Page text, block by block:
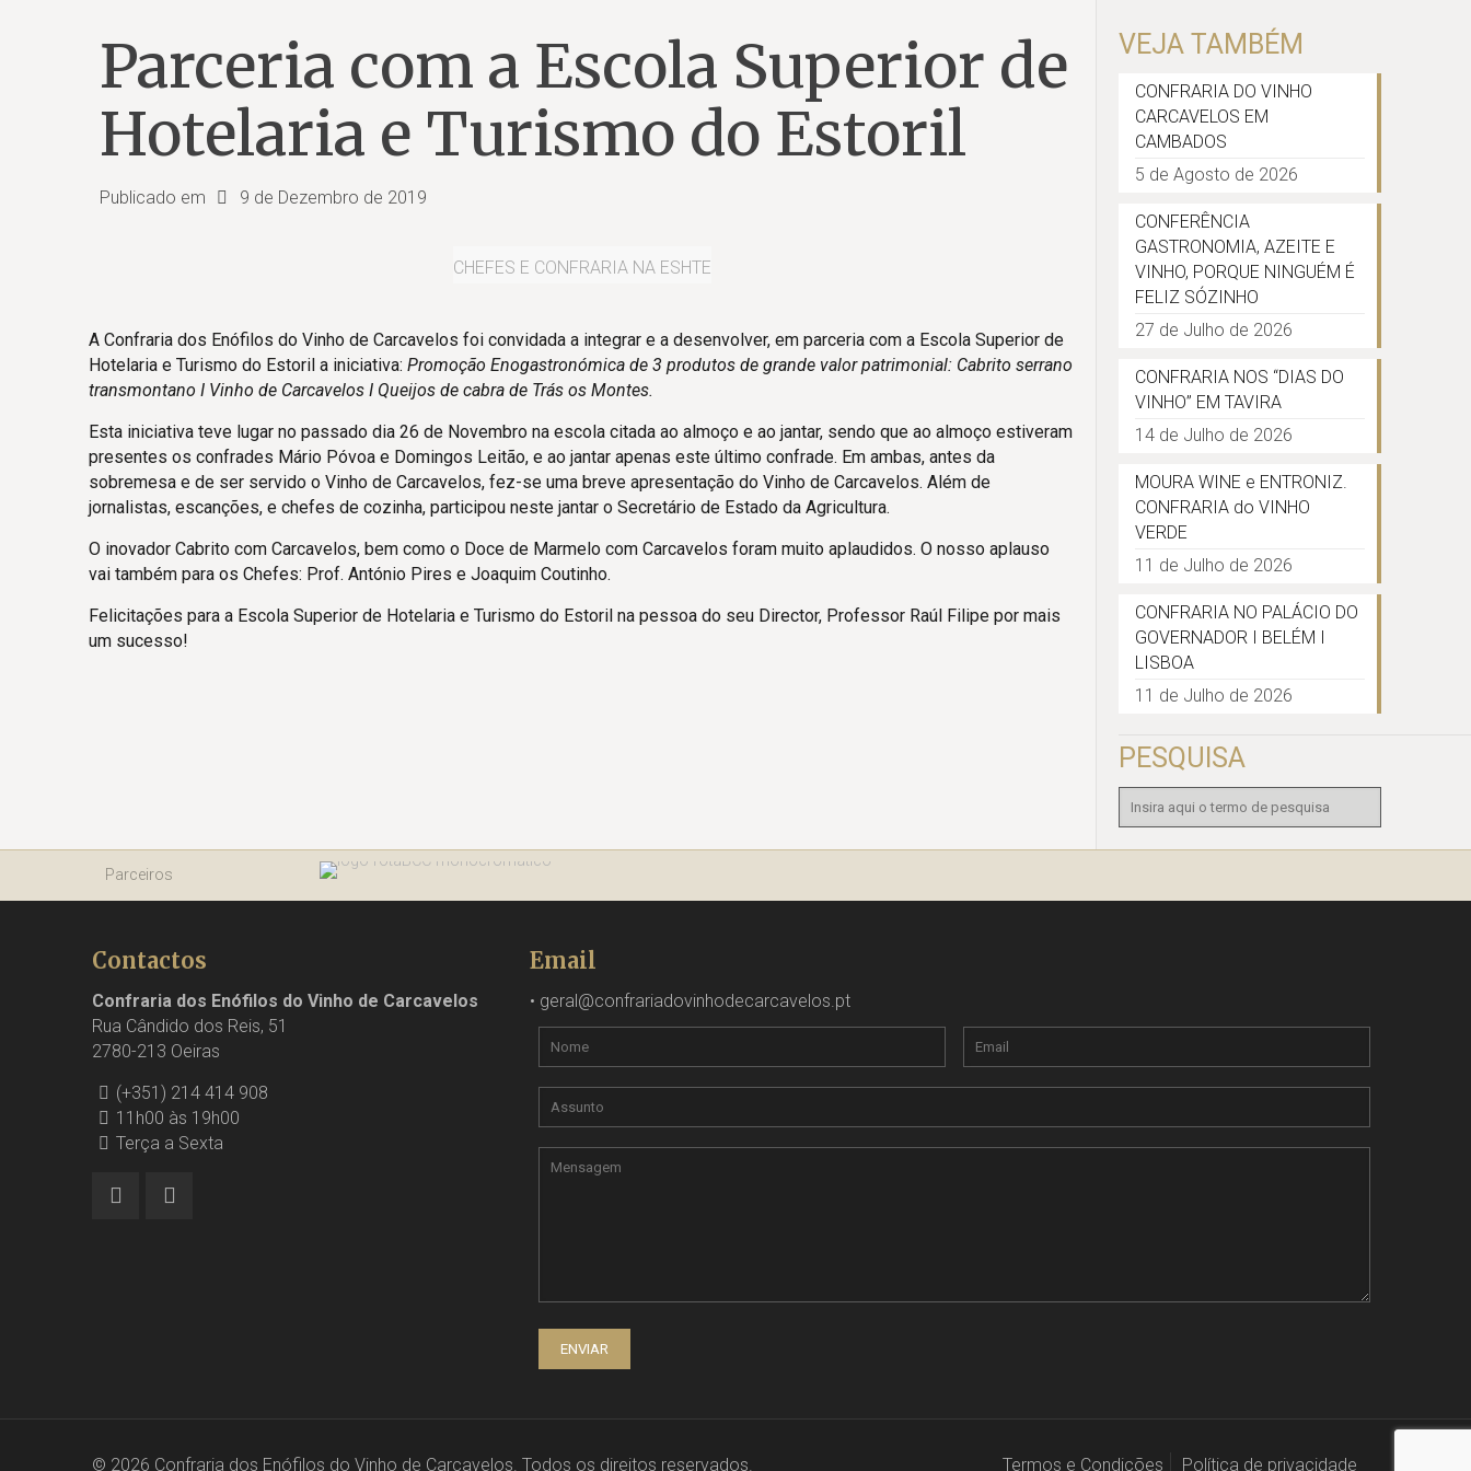
Parceria com a Escola Superior de
Hotelaria e Turismo do Estoril
Publicado em 9 de Dezembro de 2019
CHEFES E CONFRARIA NA ESHTE
A Confraria dos Enófilos do Vinho de Carcavelos foi convidada a integrar e a desenvolver, em parceria com a Escola Superior de
Hotelaria e Turismo do Estoril a iniciativa:Promoção Enogastronómica de 3 produtos de grande valor patrimonial: Cabrito serrano
transmontano I Vinho de Carcavelos I Queijos de cabra de Trás os Montes.
Esta iniciativa teve lugar no passado dia 26 de Novembro na escola citada ao almoço e ao jantar, sendo que ao almoço estiveram
presentes os confrades Mário Póvoa e Domingos Leitão, e ao jantar apenas este último confrade. Em ambas, antes da
sobremesa e de ser servido o Vinho de Carcavelos, fez-se uma breve apresentação do Vinho de Carcavelos. Além de
jornalistas, escanções, e chefes de cozinha, participou neste jantar o Secretário de Estado da Agricultura.
O inovador Cabrito com Carcavelos, bem como o Doce de Marmelo com Carcavelos foram muito aplaudidos. O nosso aplauso
vai também para os Chefes: Prof. António Pires e Joaquim Coutinho.
Felicitações para a Escola Superior de Hotelaria e Turismo do Estoril na pessoa do seu Director, Professor Raúl Filipe por mais
um sucesso!
VEJA TAMBÉM
CONFRARIA DO VINHO
CARCAVELOS EM
CAMBADOS
5 de Agosto de 2026
CONFERÊNCIA
GASTRONOMIA, AZEITE E
VINHO, PORQUE NINGUÉM É
FELIZ SÓZINHO
27 de Julho de 2026
CONFRARIA NOS “DIAS DO
VINHO” EM TAVIRA
14 de Julho de 2026
MOURA WINE e ENTRONIZ.
CONFRARIA do VINHO
VERDE
11 de Julho de 2026
CONFRARIA NO PALÁCIO DO
GOVERNADOR I BELÉM I
LISBOA
11 de Julho de 2026
PESQUISA
Parceiros
Contactos
Confraria dos Enófilos do Vinho de Carcavelos
Rua Cândido dos Reis, 51
2780-213 Oeiras
(+351) 214 414 908
11h00 às 19h00
Terça a Sexta
Email
• geral@confrariadovinhodecarcavelos.pt
© 2026 Confraria dos Enófilos do Vinho de Carcavelos. Todos os direitos reservados. Termos e Condições Política de privacidade